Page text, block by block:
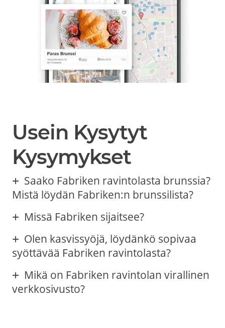
Usein Kysytyt
Kysymykset
Saako Fabriken ravintolasta brunssia?
Mistä löydän Fabriken:n brunssilista?
Missä Fabriken sijaitsee?
Olen kasvissyöjä, löydänkö sopivaa
syöttävää Fabriken ravintolasta?
Mikä on Fabriken ravintolan virallinen
verkkosivusto?